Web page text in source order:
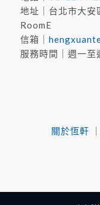
地址｜台北市⼤
RoomE
信箱｜
服務時間｜週一
關於恆軒